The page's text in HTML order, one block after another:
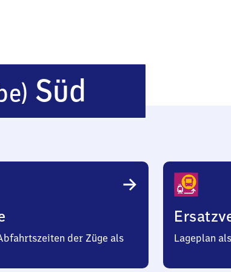
Süd
(Elbe)
Süd
der Züge als
Lageplan